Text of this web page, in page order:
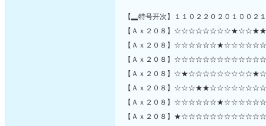
【▂特号开次】１１０２２０２０１００２
【Ａｘ２０８】
【Ａｘ２０８】
【Ａｘ２０８】
【Ａｘ２０８】
【Ａｘ２０８】
【Ａｘ２０８】
【Ａｘ２０８】